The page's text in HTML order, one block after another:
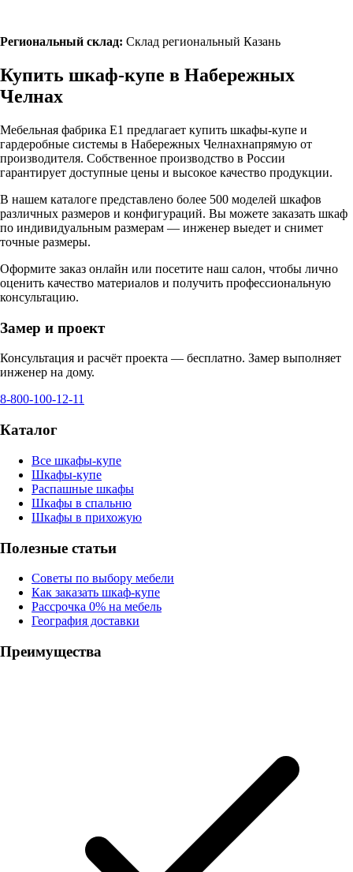
Региональный склад: Склад региональный Казань
Купить шкаф-купе в Набережных
Челнах
Мебельная фабрика Е1 предлагает купить шкафы-купе и
гардеробные системы в Набережных Челнахнапрямую от
производителя. Собственное производство в России
гарантирует доступные цены и высокое качество продукции.
В нашем каталоге представлено более 500 моделей шкафов
различных размеров и конфигураций. Вы можете заказать шкаф
по индивидуальным размерам — инженер выедет и снимет
точные размеры.
Оформите заказ онлайн или посетите наш салон, чтобы лично
оценить качество материалов и получить профессиональную
консультацию.
Замер и проект
Консультация и расчёт проекта — бесплатно. Замер выполняет
инженер на дому.
8-800-100-12-11
Каталог
Все шкафы-купе
Шкафы-купе
Распашные шкафы
Шкафы в спальню
Шкафы в прихожую
Полезные статьи
Советы по выбору мебели
Как заказать шкаф-купе
Рассрочка 0% на мебель
География доставки
Преимущества